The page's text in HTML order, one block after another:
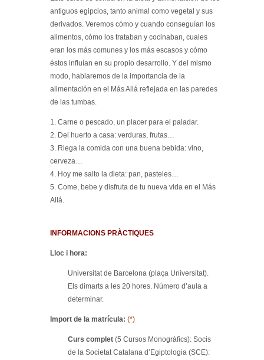
antiguos egipcios, tanto animal como vegetal y sus
derivados. Veremos cómo y cuando conseguían los
alimentos, cómo los trataban y cocinaban, cuales
eran los más comunes y los más escasos y cómo
éstos influían en su propio desarrollo. Y del mismo
modo, hablaremos de la importancia de la
alimentación en el Más Allá reflejada en las paredes
de las tumbas.
1. Carne o pescado, un placer para el paladar.
2. Del huerto a casa: verduras, frutas…
3. Riega la comida con una buena bebida: vino,
cerveza…
4. Hoy me salto la dieta: pan, pasteles…
5. Come, bebe y disfruta de tu nueva vida en el Más
Allá.
INFORMACIONS PRÀCTIQUES
Lloc i hora:
Universitat de Barcelona (plaça Universitat).
Els dimarts a les 20 hores. Número d’aula a
determinar.
Import de la matrícula: (*)
Curs complet (5 Cursos Monogràfics): Socis
de la Societat Catalana d’Egiptologia (SCE):